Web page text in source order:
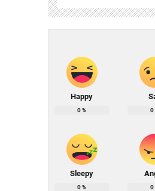
Happy
0% 0
Sleepy
0% 0